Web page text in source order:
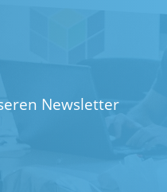
Newsletter